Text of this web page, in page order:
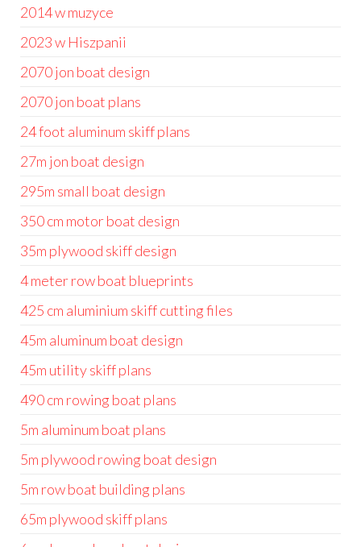
2014 w muzyce
2023 w Hiszpanii
2070 jon boat design
2070 jon boat plans
24 foot aluminum skiff plans
27m jon boat design
295m small boat design
350 cm motor boat design
35m plywood skiff design
4 meter row boat blueprints
425 cm aluminium skiff cutting files
45m aluminum boat design
45m utility skiff plans
490 cm rowing boat plans
5m aluminum boat plans
5m plywood rowing boat design
5m row boat building plans
65m plywood skiff plans